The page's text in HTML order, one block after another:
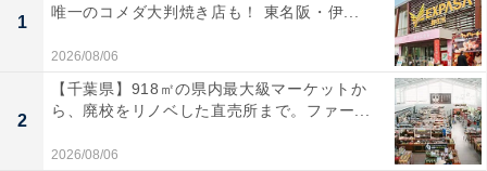
1
唯一のコメダ大判焼き店も！ 東名阪・伊...
2026/08/06
2
【千葉県】918㎡の県内最大級マーケットか
ら、廃校をリノベした直売所まで。ファー...
2026/08/06